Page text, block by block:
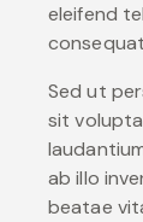
eleifend
Sed ut
sit
ab illo
beatae